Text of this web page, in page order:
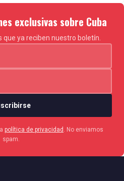
exclusivas sobre Cuba
ya reciben nuestro boletín.
política de privacidad
. No enviamos
spam.